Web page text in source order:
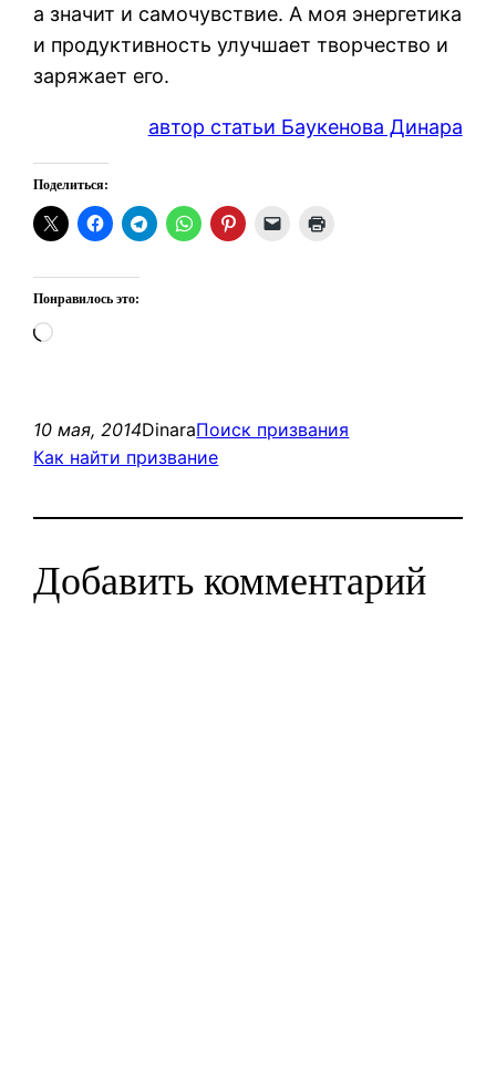
а значит и самочувствие. А моя энергетика
и продуктивность улучшает творчество и
заряжает его.
автор статьи Баукенова Динара
Поделиться:
Понравилось это:
Загрузка…
10 мая, 2014DinaraПоиск призвания
Как найти призвание
Добавить комментарий